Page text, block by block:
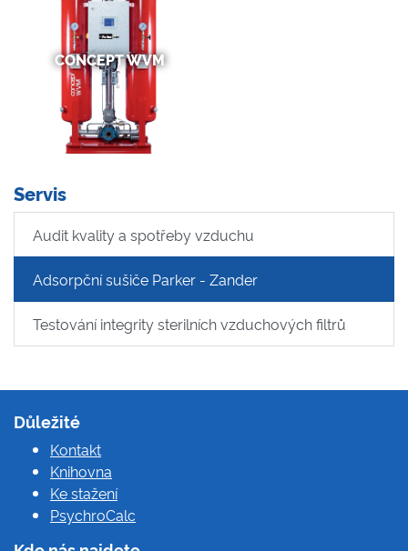
CONCEPT WVM
Servis
Audit kvality a spotřeby vzduchu
Adsorpční sušiče Parker - Zander
Testování integrity sterilních vzduchových filtrů
Důležité
Kontakt
Knihovna
Ke stažení
PsychroCalc